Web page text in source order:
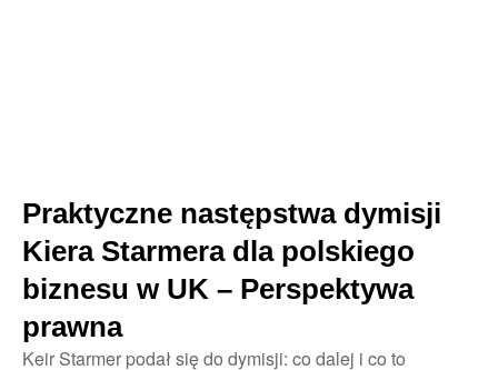
Praktyczne następstwa dymisji
Kiera Starmera dla polskiego
biznesu w UK – Perspektywa
prawna
Keir Starmer podał się do dymisji: co dalej i co to